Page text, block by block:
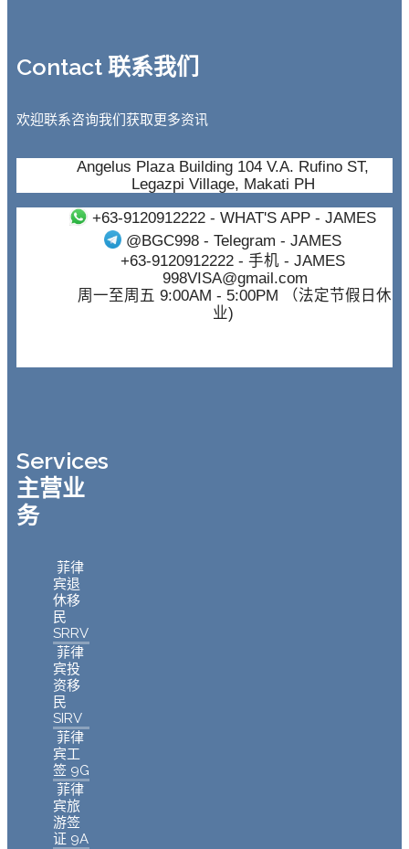
Contact 联系我们
欢迎联系咨询我们获取更多资讯
Angelus Plaza Building 104 V.A. Rufino ST,
Legazpi Village, Makati PH
+63-9120912222- WHAT'S APP - JAMES
@BGC998 - Telegram - JAMES
+63-9120912222- 手机 - JAMES
998VISA@gmail.com
周一至周五 9:00AM - 5:00PM （法定节假日休
业)
Services
主营业
务
菲律
宾退
休移
民
SRRV
菲律
宾投
资移
民
SIRV
菲律
宾工
签 9G
菲律
宾旅
游签
证 9A